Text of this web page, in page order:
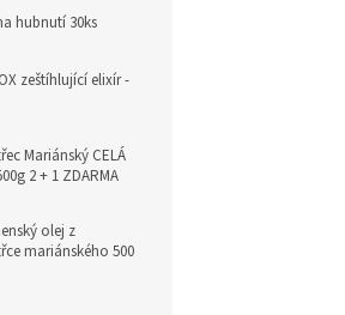
hubnutí 30ks
zeštíhlující elixír -
Mariánský CELÁ
2 + 1 ZDARMA
olej z
mariánského 500